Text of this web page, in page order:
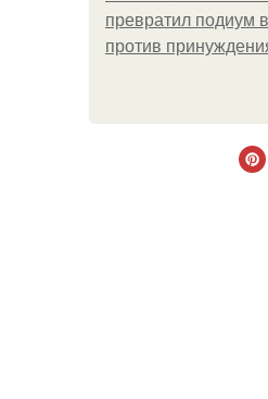
превратил подиум
против